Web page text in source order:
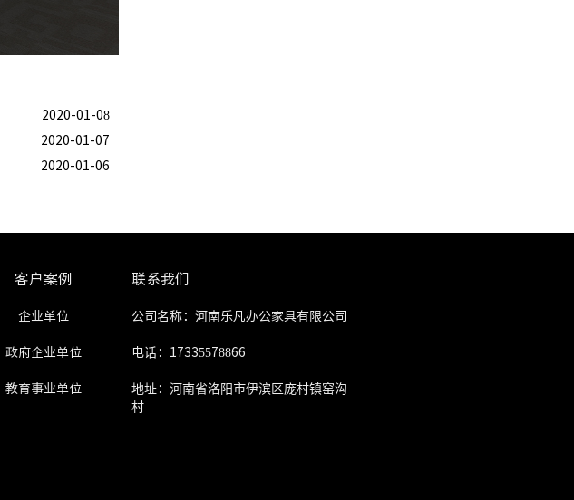
2020-01-08
2020-01-07
2020-01-06
客户案例
企业单位
政府企业单位
教育事业单位
联系我们
公司名称：河南乐凡办公家具有限公司
电话：17335578866
地址：河南省洛阳市伊滨区庞村镇窑沟
村